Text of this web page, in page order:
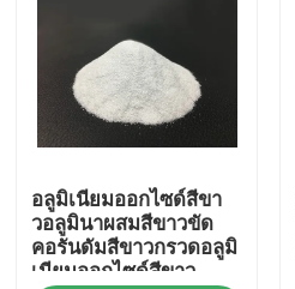
บ้าน
อลูมิเนียมออกไซด์สีขา
วอลูมินาผสมสีขาวขัด
คอรันดัมสีขาวกรวดอลูมิ
เนียมออกไซด์สีขาว